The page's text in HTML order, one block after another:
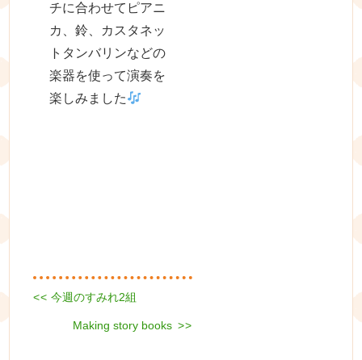
チに合わせてピアニ
カ、鈴、カスタネッ
トタンバリンなどの
楽器を使って演奏を
楽しみました
投
稿
Previous
<< 今週のすみれ2組
Next
Making story books >>